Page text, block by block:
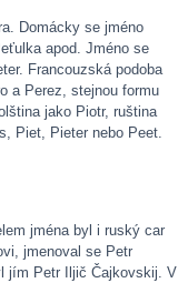
Domácky se jméno
apod. Jméno se
Francouzská podoba
a Perez, stejnou formu
jako Piotr, ruština
Piet, Pieter nebo Peet.
jména byl i ruský car
jmenoval se Petr
jím Petr Iljič Čajkovskij. V